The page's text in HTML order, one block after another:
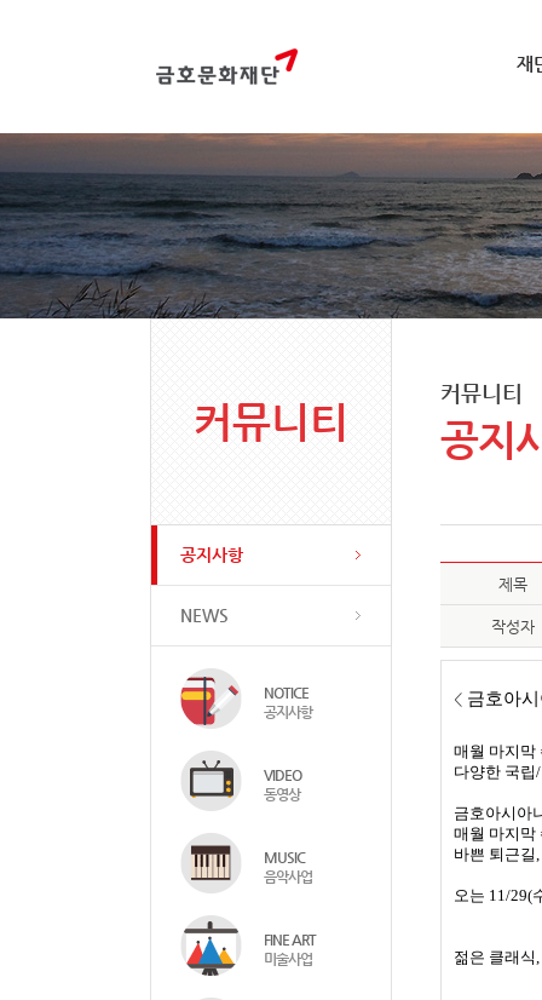
재
커뮤니티
공지사항
NEWS
NOTICE
공지사항
VIDEO
동영상
MUSIC
음악사업
FINE ART
미술사업
커뮤니티
공지
제목
작성자
< 금호아
매월 마지막
다양한 국립
금호아시아
매월 마지막
바쁜 퇴근길
오는 11/29(
젊은 클래식